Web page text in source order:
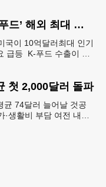
미국, 중국 제치고 ‘K-푸드’ 해외 최대 시장 부상
국이 10억달러최대 인기
급등 K-푸드 수출이 라
첫 2,000달러 돌파
균 74달러 늘어날 것공
생활비 부담 여전 내년